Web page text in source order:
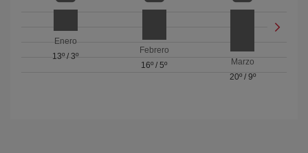
Enero
13º /3º
Febrero
16º / 5º
Marzo
20º/ 9º